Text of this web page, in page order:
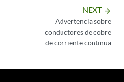
NEXT arrow_forward
Advertencia sobre
conductores de cobre
de corriente continua